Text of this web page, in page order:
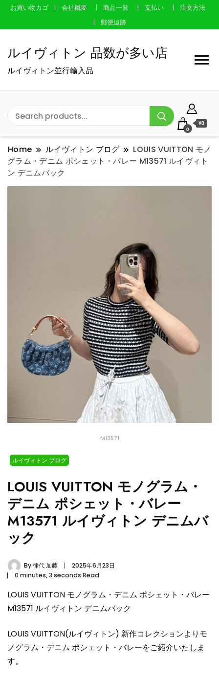
お買い物カゴ 会社概要 商品一覧 支払い
注文方法
郵便追跡
ルイヴィトン 品数が多い店
ルイヴィトン並行輸入品
0
¥0
Home ルイヴィトン ブログ
LOUIS VUITTON モノ
グラム・デニム ポシェット・バレー M13571 ルイヴィト
ン デニムバック
M13571
ルイヴィトン ブログ
LOUIS VUITTON モノグラム・
デニム ポシェット・バレー
M13571 ルイヴィトン デニムバ
ック
By律代 加藤
2025年6月23日
0 minutes, 3 seconds Read
LOUIS VUITTON モノグラム・デニム ポシェット・バレー
M13571 ルイヴィトン デニムバック
LOUIS VUITTON(ルイヴィトン) 新作コレクションよりモ
ノグラム・デニム ポシェット・バレーをご紹介いたしま
す。